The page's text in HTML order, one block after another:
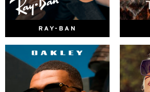
RAY-BAN